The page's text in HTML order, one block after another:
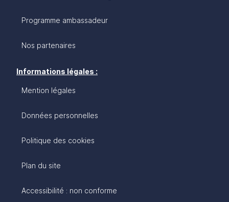
Programme ambassadeur
Nos partenaires
Informations légales :
Mention légales
Données personnelles
Politique des cookies
Plan du site
Accessibilité : non conforme